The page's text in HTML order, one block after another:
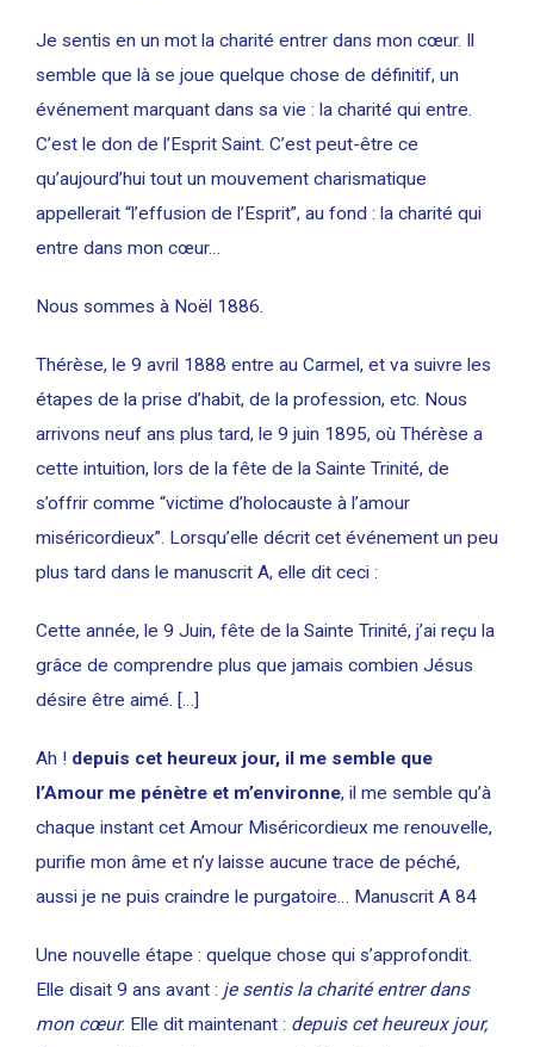
Je sentis en un mot la charité entrer dans mon cœur. Il
semble que là se joue quelque chose de définitif, un
événement marquant dans sa vie : la charité qui entre.
C’est le don de l’Esprit Saint. C’est peut-être ce
qu’aujourd’hui tout un mouvement charismatique
appellerait “l’effusion de l’Esprit”, au fond : la charité qui
entre dans mon cœur…
Nous sommes à Noël 1886.
Thérèse, le 9 avril 1888 entre au Carmel, et va suivre les
étapes de la prise d’habit, de la profession, etc. Nous
arrivons neuf ans plus tard, le 9 juin 1895, où Thérèse a
cette intuition, lors de la fête de la Sainte Trinité, de
s’offrir comme “victime d’holocauste à l’amour
miséricordieux”. Lorsqu’elle décrit cet événement un peu
plus tard dans le manuscrit A, elle dit ceci :
Cette année, le 9 Juin, fête de la Sainte Trinité, j’ai reçu la
grâce de comprendre plus que jamais combien Jésus
désire être aimé. […]
Ah ! depuis cet heureux jour, il me semble que
l’Amour me pénètre et m’environne, il me semble qu’à
chaque instant cet Amour Miséricordieux me renouvelle,
purifie mon âme et n’y laisse aucune trace de péché,
aussi je ne puis craindre le purgatoire… Manuscrit A 84
Une nouvelle étape : quelque chose qui s’approfondit.
Elle disait 9 ans avant : je sentis la charité entrer dans
mon cœur. Elle dit maintenant : depuis cet heureux jour,